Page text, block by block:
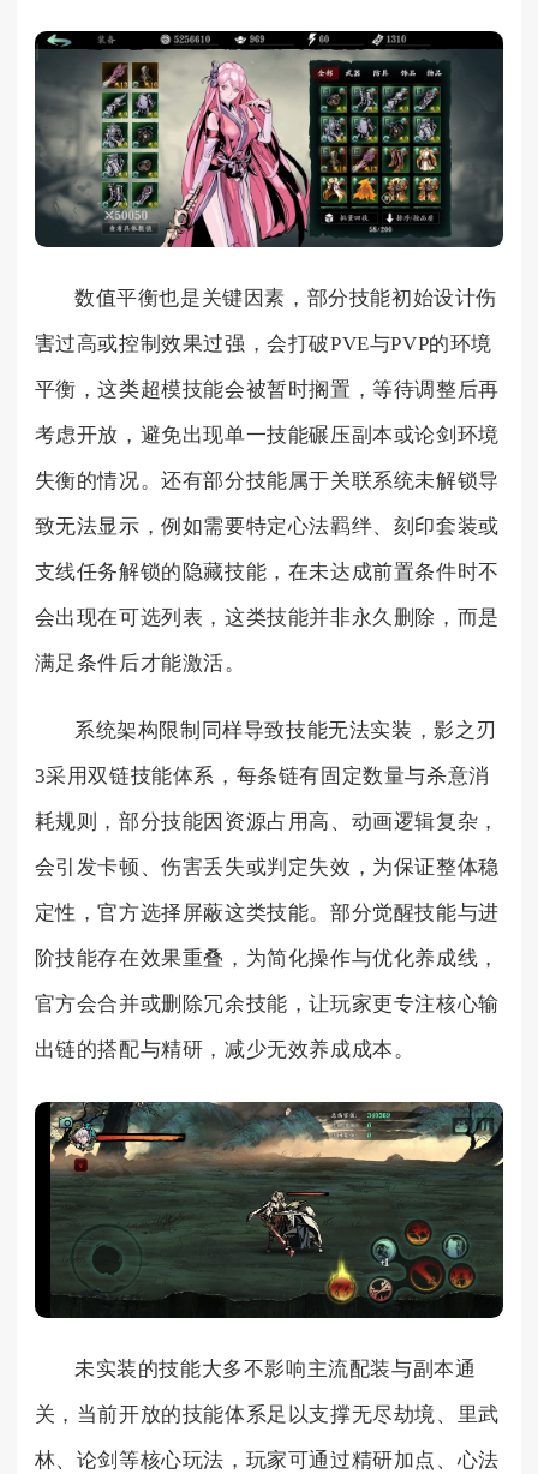
数值平衡也是关键因素，部分技能初始设计伤
害过高或控制效果过强，会打破PVE与PVP的环境
平衡，这类超模技能会被暂时搁置，等待调整后再
考虑开放，避免出现单一技能碾压副本或论剑环境
失衡的情况。还有部分技能属于关联系统未解锁导
致无法显示，例如需要特定心法羁绊、刻印套装或
支线任务解锁的隐藏技能，在未达成前置条件时不
会出现在可选列表，这类技能并非永久删除，而是
满足条件后才能激活。
系统架构限制同样导致技能无法实装，影之刃
3采用双链技能体系，每条链有固定数量与杀意消
耗规则，部分技能因资源占用高、动画逻辑复杂，
会引发卡顿、伤害丢失或判定失效，为保证整体稳
定性，官方选择屏蔽这类技能。部分觉醒技能与进
阶技能存在效果重叠，为简化操作与优化养成线，
官方会合并或删除冗余技能，让玩家更专注核心输
出链的搭配与精研，减少无效养成成本。
未实装的技能大多不影响主流配装与副本通
关，当前开放的技能体系足以支撑无尽劫境、里武
林、论剑等核心玩法，玩家可通过精研加点、心法